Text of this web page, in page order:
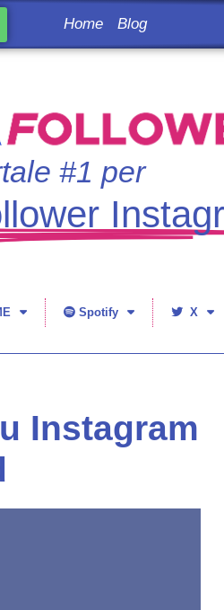
Home Blog
#1 per
Spotify X
Instagram